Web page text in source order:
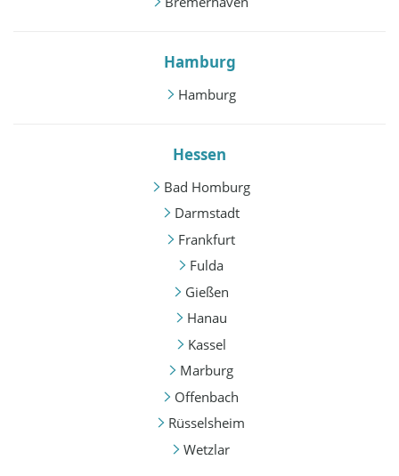
Hamburg
Hamburg
Hessen
Bad Homburg
Darmstadt
Frankfurt
Fulda
Gießen
Hanau
Kassel
Marburg
Offenbach
Rüsselsheim
Wetzlar